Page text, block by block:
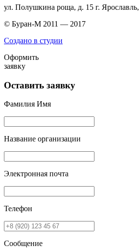
ул. Полушкина роща, д. 15 г.
© Буран-М 2011 — 2017
Создано в студии
Оформить
заявку
Оставить заявку
Фамилия Имя
Название организации
Электронная почта
Телефон
Сообщение